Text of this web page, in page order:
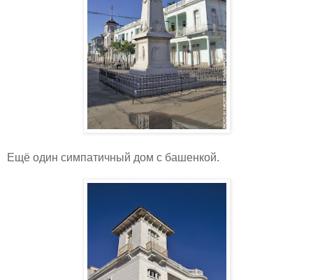
Ещё один симпатичный дом с башенкой.